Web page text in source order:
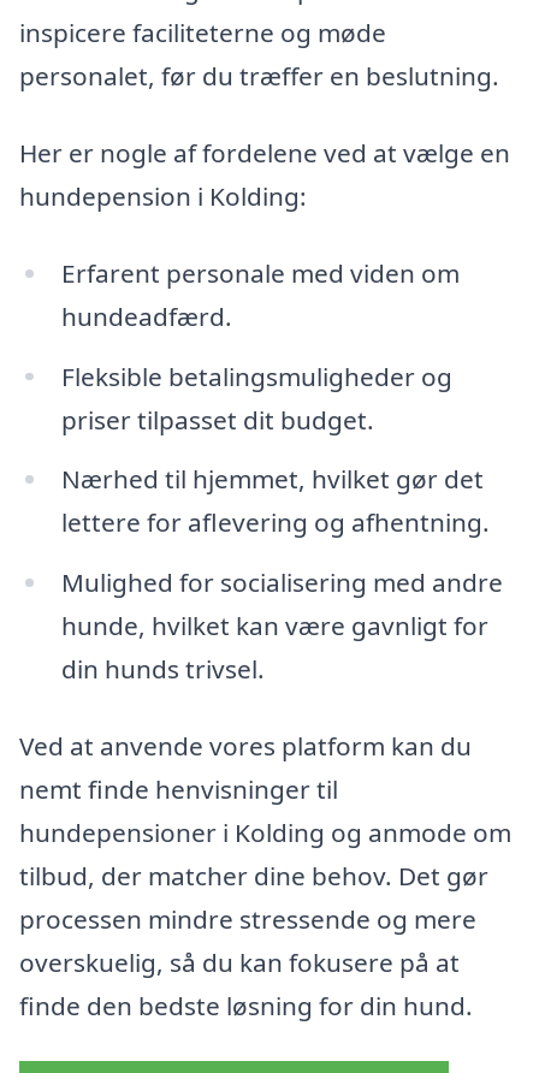
inspicere faciliteterne og møde
personalet, før du træffer en beslutning.
Her er nogle af fordelene ved at vælge en
hundepension i Kolding:
Erfarent personale med viden om
hundeadfærd.
Fleksible betalingsmuligheder og
priser tilpasset dit budget.
Nærhed til hjemmet, hvilket gør det
lettere for aflevering og afhentning.
Mulighed for socialisering med andre
hunde, hvilket kan være gavnligt for
din hunds trivsel.
Ved at anvende vores platform kan du
nemt finde henvisninger til
hundepensioner i Kolding og anmode om
tilbud, der matcher dine behov. Det gør
processen mindre stressende og mere
overskuelig, så du kan fokusere på at
finde den bedste løsning for din hund.